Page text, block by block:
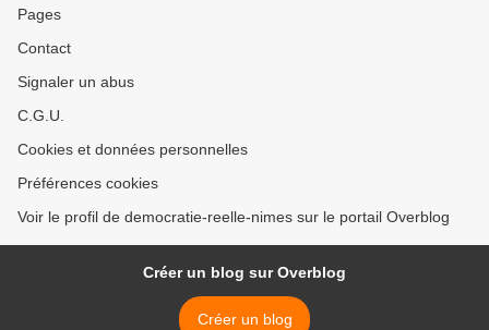
Pages
Contact
Signaler un abus
C.G.U.
Cookies et données personnelles
Préférences cookies
Voir le profil de democratie-reelle-nimes sur le portail Overblog
Créer un blog sur Overblog
Créer un blog